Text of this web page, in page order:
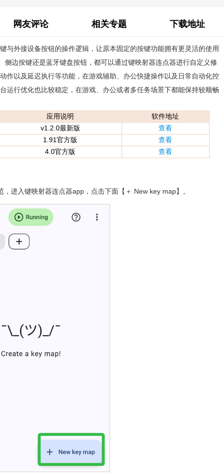
网友评论
(0)
相关专题 下载地址
与外接设备按钮的操作逻辑，让原本固定的按键功能拥有更灵活的使用
边按键还是蓝牙键盘按钮，都可以通过键映射器连点器进行自定义修
作以及延迟执行等功能，在游戏辅助、办公快捷操作以及日常自动化控
运行优化也比较稳定，在游戏、办公或者多任务场景下都能保持较顺畅
应用说明
软件地址
v1.2.0最新版
查看
1.91官方版
查看
4.0官方版 查看
进入键映射器连点器app，点击下面【＋ New key map】。